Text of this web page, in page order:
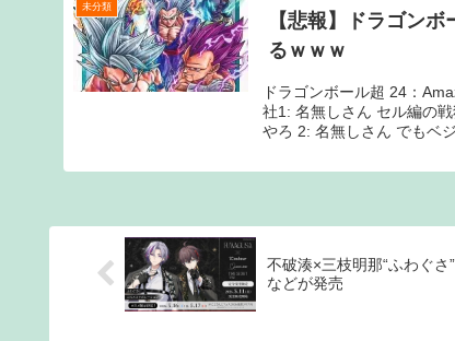
未分類
【悲報】ドラゴン
るｗｗｗ
ドラゴンボール超 24：
社1: 名無しさん セル編の
やろ 2: 名無しさん でもベ
不破湊×三枝明那“ふわぐ
などが発売